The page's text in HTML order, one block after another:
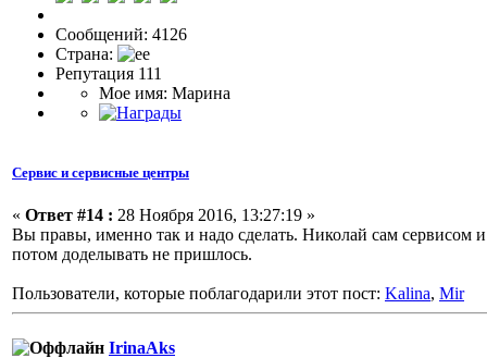
Сообщений: 4126
Страна:
Репутация 111
Мое имя: Марина
Сервис и сервисные центры
« Ответ #14 : 28 Ноября 2016, 13:27:19 »
Вы правы, именно так и надо сделать. Николай сам сервисом
потом доделывать не пришлось.
Пользователи, которые поблагодарили этот пост: Kalina, Mir
IrinaAks